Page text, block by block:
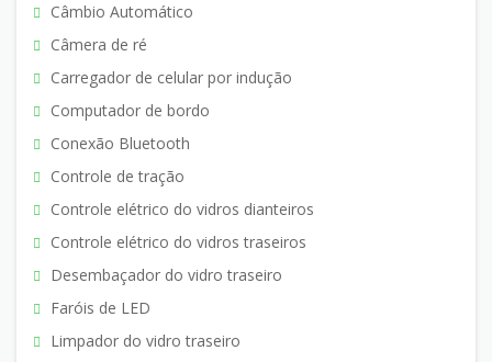
Câmbio Automático
Câmera de ré
Carregador de celular por indução
Computador de bordo
Conexão Bluetooth
Controle de tração
Controle elétrico do vidros dianteiros
Controle elétrico do vidros traseiros
Desembaçador do vidro traseiro
Faróis de LED
Limpador do vidro traseiro